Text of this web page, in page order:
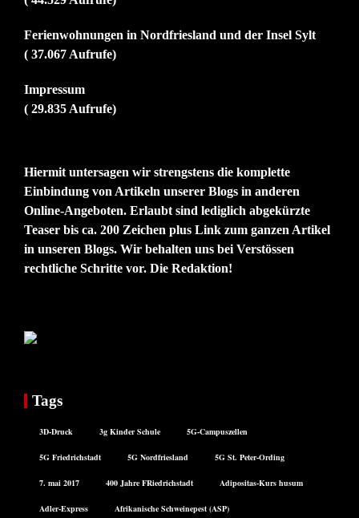
Ferienwohnungen in Nordfriesland und der Insel Sylt
( 37.067 Aufrufe)
Impressum
( 29.835 Aufrufe)
Hiermit untersagen wir strengstens die komplette
Einbindung von Artikeln unserer Blogs in anderen
Online-Angeboten. Erlaubt sind lediglich abgekürzte
Teaser bis ca. 200 Zeichen plus Link zum ganzen Artikel
in unseren Blogs. Wir behalten uns bei Verstössen
rechtliche Schritte vor. Die Redaktion!
Tags
3D-Druck 3g Kinder Schule 5G-Campuszellen
5G Friedrichstadt 5G Nordfriesland 5G St. Peter-Ording
7. mai 2017 400 Jahre FRiedrichstadt Adipositas-Kurs husum
Adler-Express Afrikanische Schweinepest (ASP)